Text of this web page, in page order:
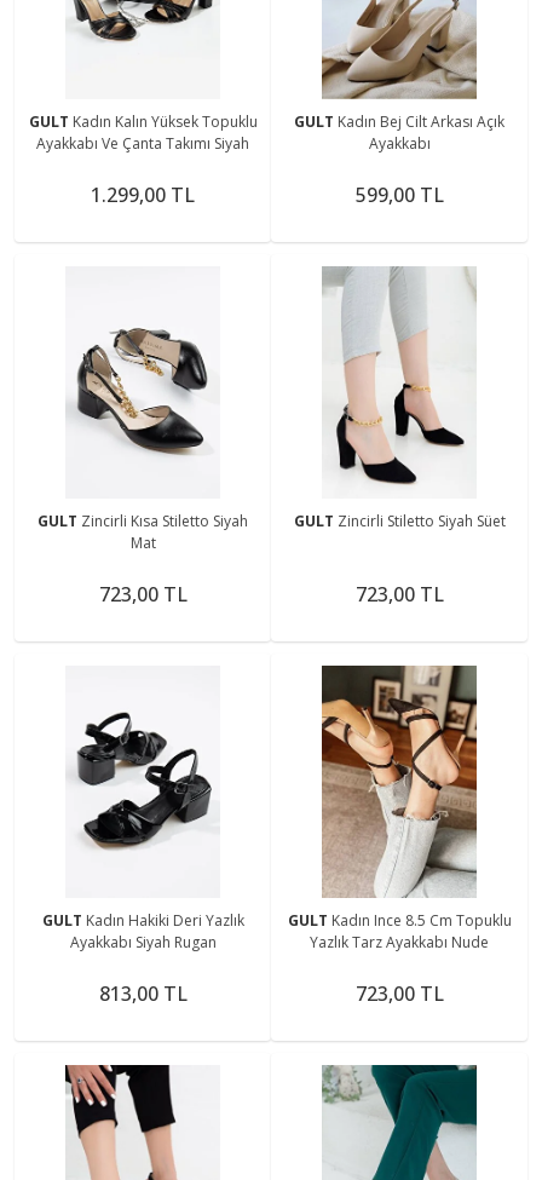
GULT Kadın Kalın Yüksek Topuklu
Ayakkabı Ve Çanta Takımı Siyah
1.299,00 TL
GULT Kadın Bej Cilt Arkası Açık
Ayakkabı
599,00 TL
GULT Zincirli Kısa Stiletto Siyah
Mat
723,00 TL
GULT Zincirli Stiletto Siyah Süet
723,00 TL
GULT Kadın Hakiki Deri Yazlık
Ayakkabı Siyah Rugan
813,00 TL
GULT Kadın Ince 8.5 Cm Topuklu
Yazlık Tarz Ayakkabı Nude
723,00 TL